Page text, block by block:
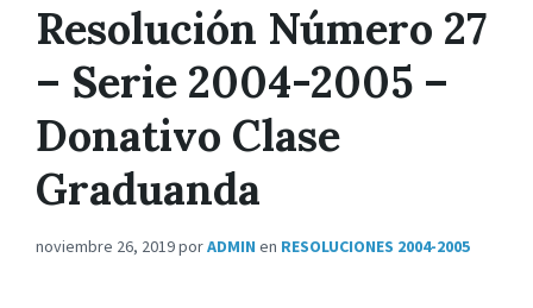
Resolución Número 27
– Serie 2004-2005 –
Donativo Clase
Graduanda
noviembre 26, 2019porADMIN en RESOLUCIONES 2004-2005